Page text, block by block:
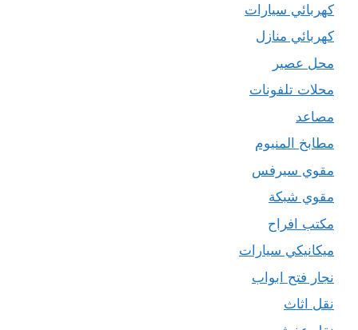
كهربائي سيارات
كهربائي منازل
محل عصير
محلات تلفونات
مصاعد
مطابخ المنيوم
مقوي سيرفس
مقوي شبكة
مكتب افراح
ميكانيكي سيارات
نجار فتح ابواب
نقل اثاث